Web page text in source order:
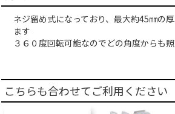
ネジ留め式になっており、最大約45㎜の
ます
３６０度回転可能なのでどの角度からも
こちらも合わせてご利用ください